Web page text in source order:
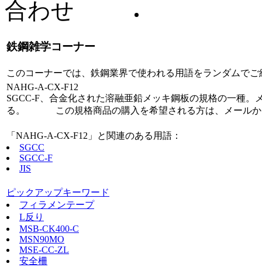
鉄鋼雑学コーナー
このコーナーでは、鉄鋼業界で使われる用語をランダムで
NAHG-A-CX-F12
SGCC-F、合金化された溶融亜鉛メッキ鋼板の規格の一種
る。 この規格商品の購入を希望される方は、メールか
「NAHG-A-CX-F12」と関連のある用語：
SGCC
SGCC-F
JIS
ピックアップキーワード
フィラメンテープ
L反り
MSB-CK400-C
MSN90MO
MSE-CC-ZL
安全柵